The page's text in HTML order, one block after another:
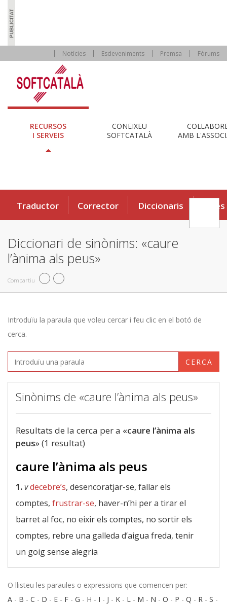
Notícies Esdeveniments Premsa Fòrums
RECURSOS
I SERVEIS
CONEIXEU
SOFTCATALÀ
AMB
Traductor Corrector Diccionaris Eines
Diccionari de sinònims: «caure
l’ànima als peus»
Compartiu
Introduïu la paraula que voleu cercar i feu clic en el botó de
cerca.
CERCA
Sinònims de «caure l’ànima als peus»
Resultats de la cerca per a «caure l’ànima als
peus» (1 resultat)
caure l’ànima als peus
1.vdecebre’s, desencoratjar-se, fallar els
comptes, frustrar-se, haver-n’hi per a tirar el
barret al foc, no eixir els comptes, no sortir els
comptes, rebre una galleda d’aigua freda, tenir
un goig sense alegria
O llisteu les paraules o expressions que comencen per:
A - B - C - D - E - F - G - H - I - J - K - L - M - N - O - P - Q - R - S -